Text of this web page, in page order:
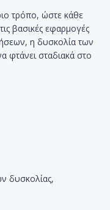
τρόπο, ώστε κάθε
βασικές εφαρμογές
η δυσκολία των
φτάνει σταδιακά στο
δυσκολίας,